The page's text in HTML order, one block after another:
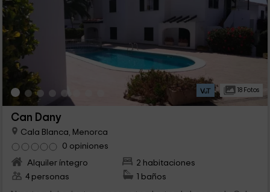
18 Fotos
Can Dany
Cala Blanca, Menorca
0 opiniones
Alquiler íntegro
2 habitaciones
4 personas
1 baños